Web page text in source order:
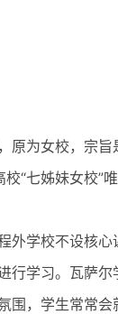
为女校，宗旨
“七姊妹女校”唯
学校不设核心
行学习。瓦萨
围，学生常常